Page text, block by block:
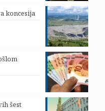
koncesija
šest